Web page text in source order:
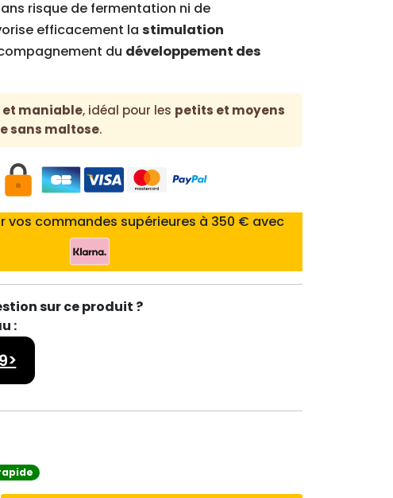
risque de fermentation ni de
efficacement lastimulation
du développement des
maniable, idéal pour les petits et moyens
sans maltose.
vos commandes supérieures à 350 € avec
sur ce produit ?
: